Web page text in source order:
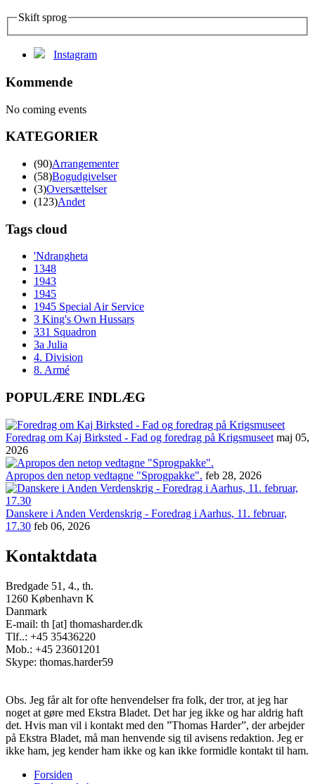
Skift sprog
Instagram
Kommende
No coming events
KATEGORIER
(90)Arrangementer
(58)Bogudgivelser
(3)Oversættelser
(123)Andet
Tags cloud
'Ndrangheta
1348
1943
1945
1945 Special Air Service
3 King's Own Hussars
331 Squadron
3a Julia
4. Division
8. Armé
POPULÆRE INDLÆG
Foredrag om Kaj Birksted - Fad og foredrag på Krigsmuseet maj 05,
2026
Apropos den netop vedtagne "Sprogpakke". feb 28, 2026
Danskere i Anden Verdenskrig - Foredrag i Aarhus, 11. februar,
17.30 feb 06, 2026
Kontaktdata
Bredgade 51, 4., th.
1260 København K
Danmark
E-mail: th [at] thomasharder.dk
Tlf..: +45 35436220
Mob.: +45 23601201
Skype: thomas.harder59
Obs. Jeg får alt for ofte henvendelser fra folk, der tror, at jeg har
noget at gøre med Ekstra Bladet. Det har jeg ikke og har aldrig haft
det. Hvis man vil i kontakt med den ”Thomas Harder”, der arbejder
på Ekstra Bladet, må man henvende sig til avisens redaktion. Jeg er
ikke ham, jeg kender ham ikke og kan ikke formidle kontakt til ham.
Forsiden